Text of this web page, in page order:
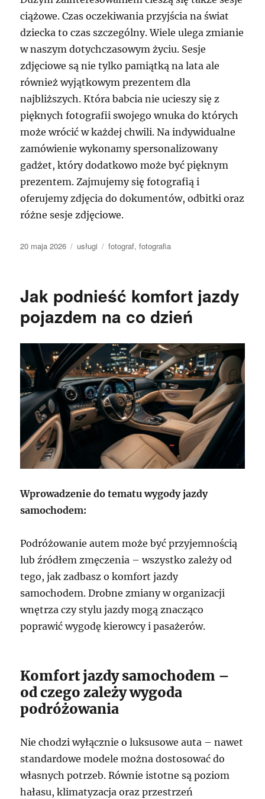
ciążowe. Czas oczekiwania przyjścia na świat
dziecka to czas szczególny. Wiele ulega zmianie
w naszym dotychczasowym życiu. Sesje
zdjęciowe są nie tylko pamiątką na lata ale
również wyjątkowym prezentem dla
najbliższych. Która babcia nie ucieszy się z
pięknych fotografii swojego wnuka do których
może wrócić w każdej chwili. Na indywidualne
zamówienie wykonamy spersonalizowany
gadżet, który dodatkowo może być pięknym
prezentem. Zajmujemy się fotografią i
oferujemy zdjęcia do dokumentów, odbitki oraz
różne sesje zdjęciowe.
Data
20 maja 2026 Kategorie
usługi Tagi
fotograf,fotografia
Jak podnieść komfort jazdy
pojazdem na co dzień
Wprowadzenie do tematu wygody jazdy
samochodem:
Podróżowanie autem może być przyjemnością
lub źródłem zmęczenia – wszystko zależy od
tego, jak zadbasz o komfort jazdy
samochodem. Drobne zmiany w organizacji
wnętrza czy stylu jazdy mogą znacząco
poprawić wygodę kierowcy i pasażerów.
Komfort jazdy samochodem –
od czego zależy wygoda
podróżowania
Nie chodzi wyłącznie o luksusowe auta – nawet
standardowe modele można dostosować do
własnych potrzeb. Równie istotne są poziom
hałasu, klimatyzacja oraz przestrzeń